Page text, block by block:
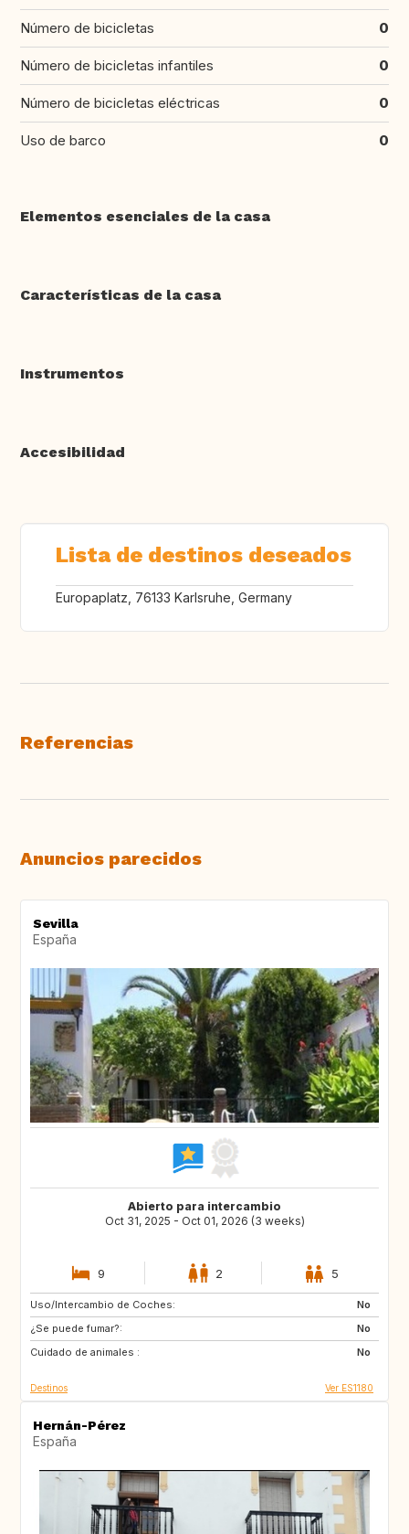
Número de bicicletas 0
Número de bicicletas infantiles 0
Número de bicicletas eléctricas 0
Uso de barco 0
Elementos esenciales de la casa
Características de la casa
Instrumentos
Accesibilidad
Lista de destinos deseados
Europaplatz, 76133 Karlsruhe, Germany
Referencias
Anuncios parecidos
Sevilla
España
Abierto para intercambio
Oct 31, 2025 - Oct 01, 2026 (3 weeks)
9 2 5
Uso/Intercambio de Coches:
No
¿Se puede fumar?:
No
Cuidado de animales :
No
ES
HR
GR
Destinos Ver ES1180
Hernán-Pérez
España